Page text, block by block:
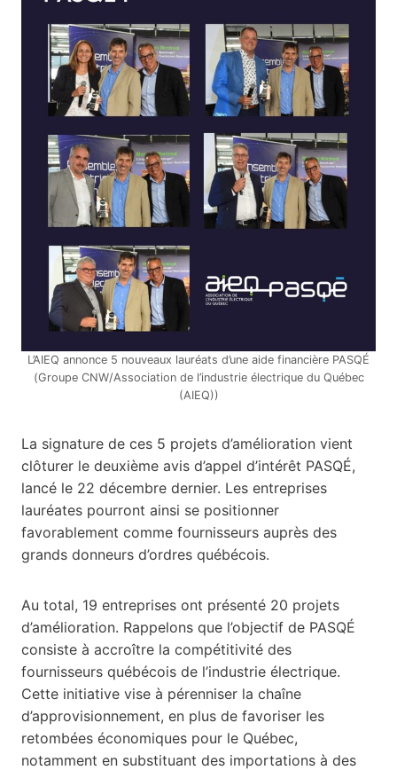
L’AIEQ annonce 5 nouveaux lauréats d’une aide financière PASQÉ
(Groupe CNW/Association de l’industrie électrique du Québec
(AIEQ))
La signature de ces 5 projets d’amélioration vient
clôturer le deuxième avis d’appel d’intérêt PASQÉ,
lancé le 22 décembre dernier. Les entreprises
lauréates pourront ainsi se positionner
favorablement comme fournisseurs auprès des
grands donneurs d’ordres québécois.
Au total, 19 entreprises ont présenté 20 projets
d’amélioration. Rappelons que l’objectif de PASQÉ
consiste à accroître la compétitivité des
fournisseurs québécois de l’industrie électrique.
Cette initiative vise à pérenniser la chaîne
d’approvisionnement, en plus de favoriser les
retombées économiques pour le Québec,
notamment en substituant des importations à des